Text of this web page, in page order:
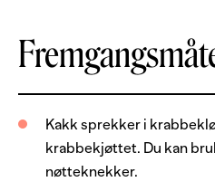
Porsjoner
2 kg
krabbeklør
8 cl
soyasaus
Kakk sprekker i
krabbekjøttet. Du kan
nøtteknekker.